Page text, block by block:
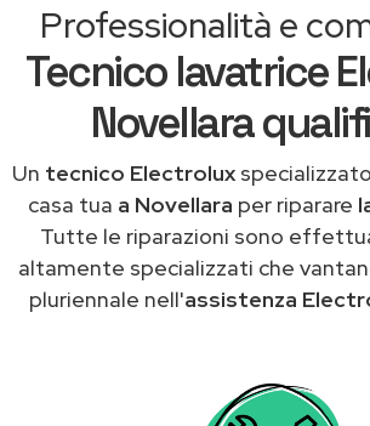
Professionalità e
Tecnico lavatrice
Novellara
Un tecnico Electrolux
casa tua a Novellara per riparare
Tutte le riparazioni sono
altamente specializzati che
pluriennale nell'assistenza